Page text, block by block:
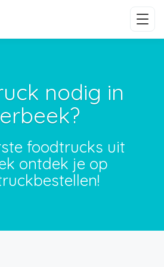
nodig in
foodtrucks uit
ontdek je op